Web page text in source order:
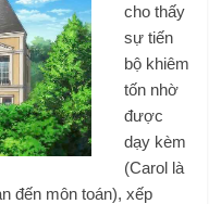
cho thấy
sự tiến
bộ khiêm
tốn nhờ
được
dạy kèm
(Carol là
đến môn toán), xếp